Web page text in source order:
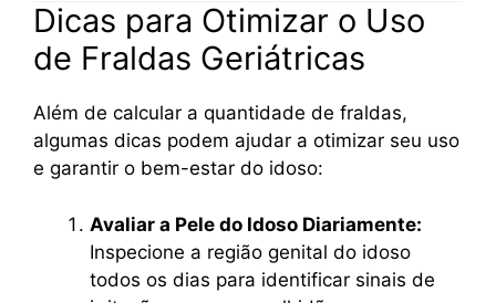
Dicas para Otimizar o Uso
de Fraldas Geriátricas
Além de calcular a quantidade de fraldas,
algumas dicas podem ajudar a otimizar seu uso
e garantir o bem-estar do idoso:
Avaliar a Pele do Idoso Diariamente:
Inspecione a região genital do idoso
todos os dias para identificar sinais de